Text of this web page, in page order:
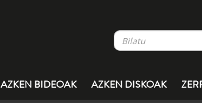
AZKEN BIDEOAK AZKEN DISKOAK